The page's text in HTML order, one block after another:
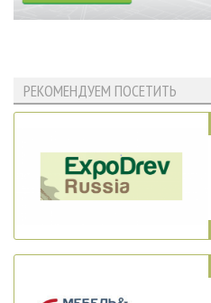
РЕКОМЕНДУЕМ ПОСЕТИТЬ